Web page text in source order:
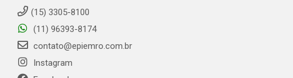
(15) 3305-8100
(11) 96393-8174
contato@epiemro.com.br
Instagram